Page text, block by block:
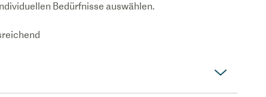
Bedürfnisse auswählen.